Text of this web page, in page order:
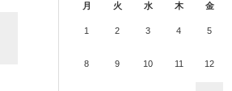
月
火 水 木 金
1 2 3 4 5
8 9 10 11 12